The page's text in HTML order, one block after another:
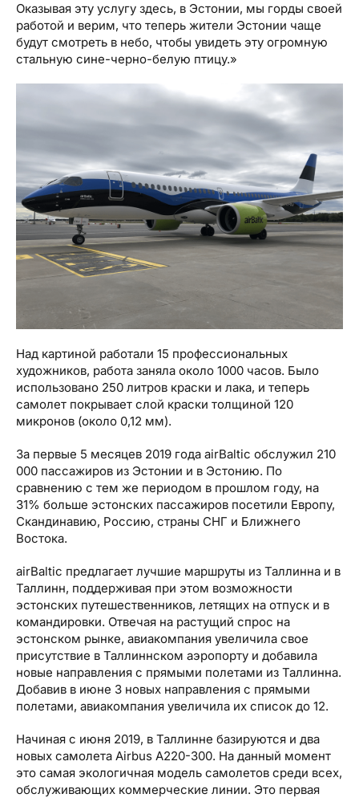
Оказывая эту услугу здесь, в Эстонии, мы горды своей
работой и верим, что теперь жители Эстонии чаще
будут смотреть в небо, чтобы увидеть эту огромную
стальную сине-черно-белую птицу.»
Над картиной работали 15 профессиональных
художников, работа заняла около 1000 часов. Было
использовано 250 литров краски и лака, и теперь
самолет покрывает слой краски толщиной 120
микронов (около 0,12 мм).
За первые 5 месяцев 2019 года airBaltic обслужил 210
000 пассажиров из Эстонии и в Эстонию. По
сравнению с тем же периодом в прошлом году, на
31% больше эстонских пассажиров посетили Европу,
Скандинавию, Россию, страны СНГ и Ближнего
Востока.
airBaltic предлагает лучшие маршруты из Таллинна и в
Таллинн, поддерживая при этом возможности
эстонских путешественников, летящих на отпуск и в
командировки. Отвечая на растущий спрос на
эстонском рынке, авиакомпания увеличила свое
присутствие в Таллиннском аэропорту и добавила
новые направления с прямыми полетами из Таллинна.
Добавив в июне 3 новых направления с прямыми
полетами, авиакомпания увеличила их список до 12.
Начиная с июня 2019, в Таллинне базируются и два
новых самолета Airbus A220-300. На данный момент
это самая экологичная модель самолетов среди всех,
обслуживающих коммерческие линии. Это первая